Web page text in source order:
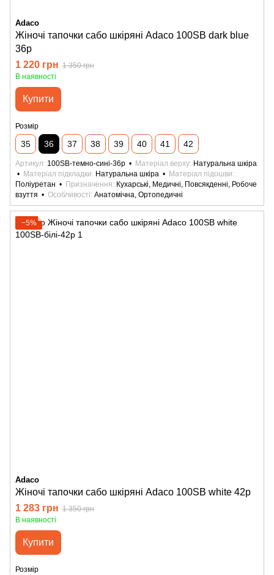
Adaco
Жіночі тапочки сабо шкіряні Adaco 100SB dark blue
36р
1 220 грн 1 350 грн
В наявності
Купити
Розмір
35 36 37 38 39 40 41 42
Артикул 100SB-темно-сині-36р Матеріал верху Натуральна шкіра
Матеріал підкладки
Натуральна шкіра
Матеріал підошви
Поліуретан
Призначення
Кухарські, Медичні, Повсякденні, Робоче
взуття
Особливості Анатомічна, Ортопедичні
−5%
Adaco
Жіночі тапочки сабо шкіряні Adaco 100SB white 42р
1 283 грн 1 350 грн
В наявності
Купити
Розмір